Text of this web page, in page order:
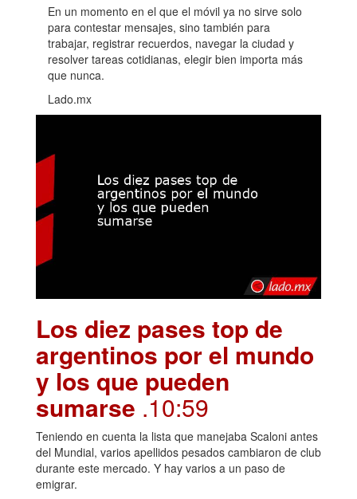
En un momento en el que el móvil ya no sirve solo
para contestar mensajes, sino también para
trabajar, registrar recuerdos, navegar la ciudad y
resolver tareas cotidianas, elegir bien importa más
que nunca.
Lado.mx
Los diez pases top de
argentinos por el mundo
y los que pueden
sumarse .10:59
Teniendo en cuenta la lista que manejaba Scaloni antes
del Mundial, varios apellidos pesados cambiaron de club
durante este mercado. Y hay varios a un paso de
emigrar.